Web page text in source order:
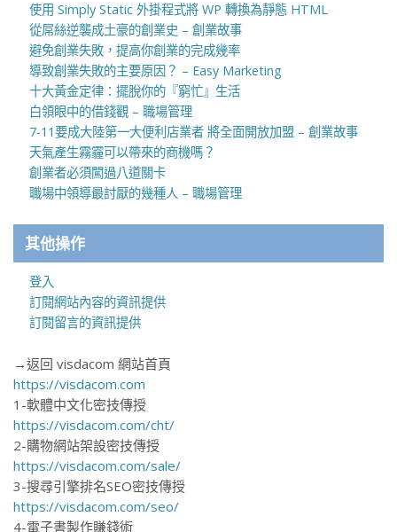
使用 Simply Static 外掛程式將 WP 轉換為靜態 HTML
從屌絲逆襲成土豪的創業史 – 創業故事
避免創業失敗，提高你創業的完成幾率
導致創業失敗的主要原因？ – Easy Marketing
十大黃金定律：擺脫你的『窮忙』生活
白領眼中的借錢觀 – 職場管理
7-11要成大陸第一大便利店業者 將全面開放加盟 – 創業故事
天氣產生霧霾可以帶來的商機嗎？
創業者必須闖過八道關卡
職場中領導最討厭的幾種人 – 職場管理
其他操作
登入
訂閱網站內容的資訊提供
訂閱留言的資訊提供
→返回 visdacom 網站首頁
https://visdacom.com
1-軟體中文化密技傳授
https://visdacom.com/cht/
2-購物網站架設密技傳授
https://visdacom.com/sale/
3-搜尋引擎排名SEO密技傳授
https://visdacom.com/seo/
4-電子書製作賺錢術